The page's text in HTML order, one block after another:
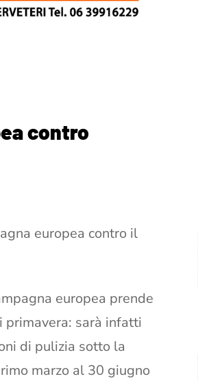
contro
europea contro il
europea prende
primavera: sarà infatti
di pulizia sotto la
marzo al 30 giugno